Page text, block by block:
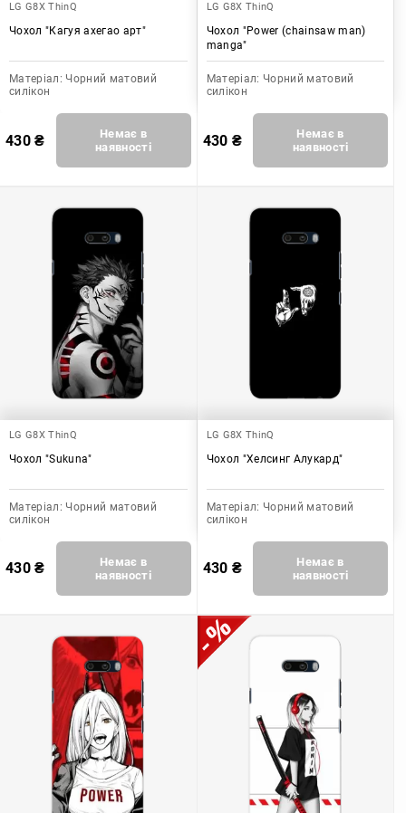
LG G8X ThinQ
Чохол "Кагуя ахегао арт"
Матеріал: Чорний матовий
силікон
430₴
Немає в
наявності
LG G8X ThinQ
Чохол "Power (chainsaw man)
manga"
Матеріал: Чорний матовий
силікон
430 ₴
Немає в
наявності
LG G8X ThinQ
Чохол "Sukuna"
Матеріал: Чорний матовий
силікон
430₴
Немає в
наявності
LG G8X ThinQ
Чохол "Хелсинг Алукард"
Матеріал: Чорний матовий
силікон
430 ₴
Немає в
наявності